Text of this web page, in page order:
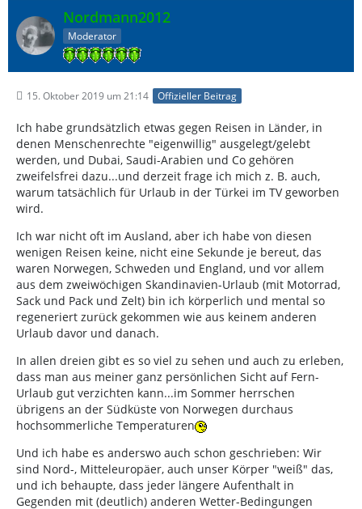
Nordmann2012
Moderator
15. Oktober 2019 um 21:14 Offizieller Beitrag
Ich habe grundsätzlich etwas gegen Reisen in Länder, in
denen Menschenrechte "eigenwillig" ausgelegt/gelebt
werden, und Dubai, Saudi-Arabien und Co gehören
zweifelsfrei dazu...und derzeit frage ich mich z. B. auch,
warum tatsächlich für Urlaub in der Türkei im TV geworben
wird.
Ich war nicht oft im Ausland, aber ich habe von diesen
wenigen Reisen keine, nicht eine Sekunde je bereut, das
waren Norwegen, Schweden und England, und vor allem
aus dem zweiwöchigen Skandinavien-Urlaub (mit Motorrad,
Sack und Pack und Zelt) bin ich körperlich und mental so
regeneriert zurück gekommen wie aus keinem anderen
Urlaub davor und danach.
In allen dreien gibt es so viel zu sehen und auch zu erleben,
dass man aus meiner ganz persönlichen Sicht auf Fern-
Urlaub gut verzichten kann...im Sommer herrschen
übrigens an der Südküste von Norwegen durchaus
hochsommerliche Temperaturen
Und ich habe es anderswo auch schon geschrieben: Wir
sind Nord-, Mitteleuropäer, auch unser Körper "weiß" das,
und ich behaupte, dass jeder längere Aufenthalt in
Gegenden mit (deutlich) anderen Wetter-Bedingungen